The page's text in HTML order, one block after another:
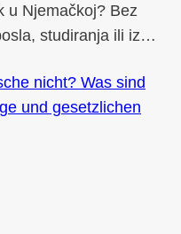
u Njemačkoj? Bez
studiranja ili iz…